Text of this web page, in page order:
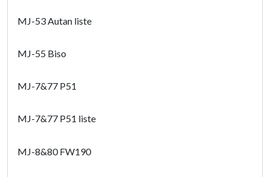
MJ-53 Autan liste
MJ-55 Biso
MJ-7&77 P51
MJ-7&77 P51 liste
MJ-8&80 FW190